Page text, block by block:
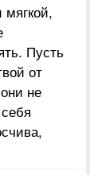
Пусть
от
не
если